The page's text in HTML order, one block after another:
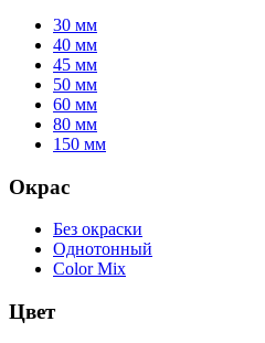
30 мм
40 мм
45 мм
50 мм
60 мм
80 мм
150 мм
Окрас
Без окраски
Однотонный
Color Mix
Цвет